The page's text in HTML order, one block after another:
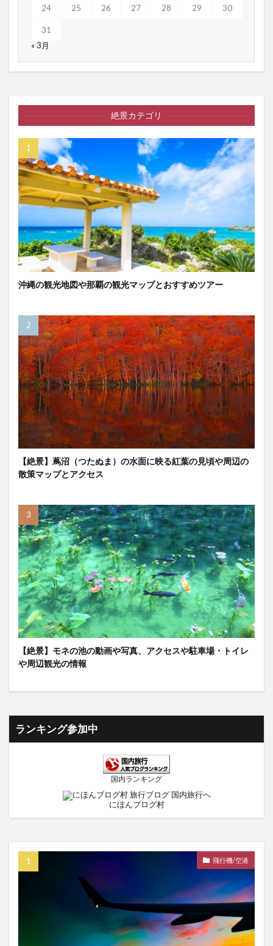
24 25 26 27 28 29 30
31
« 3月
絶景カテゴリ
沖縄の観光地図や那覇の観光マップとおすすめツアー
【絶景】蔦沼（つたぬま）の水面に映る紅葉の見頃や周辺の
散策マップとアクセス
【絶景】モネの池の動画や写真、アクセスや駐車場・トイレ
や周辺観光の情報
ランキング参加中
国内ランキング
にほんブログ村
飛行機/空港